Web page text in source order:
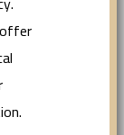
offer